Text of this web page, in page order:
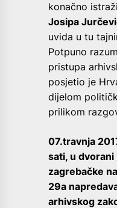
konačno
Josipa
uvida u tu
Potpuno
pristupa
posjetio je
dijelom
prilikom
07.travnja
sati, u dvorani
zagrebačke
29a
arhivskog